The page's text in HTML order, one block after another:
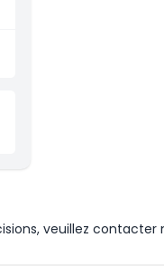
veuillez